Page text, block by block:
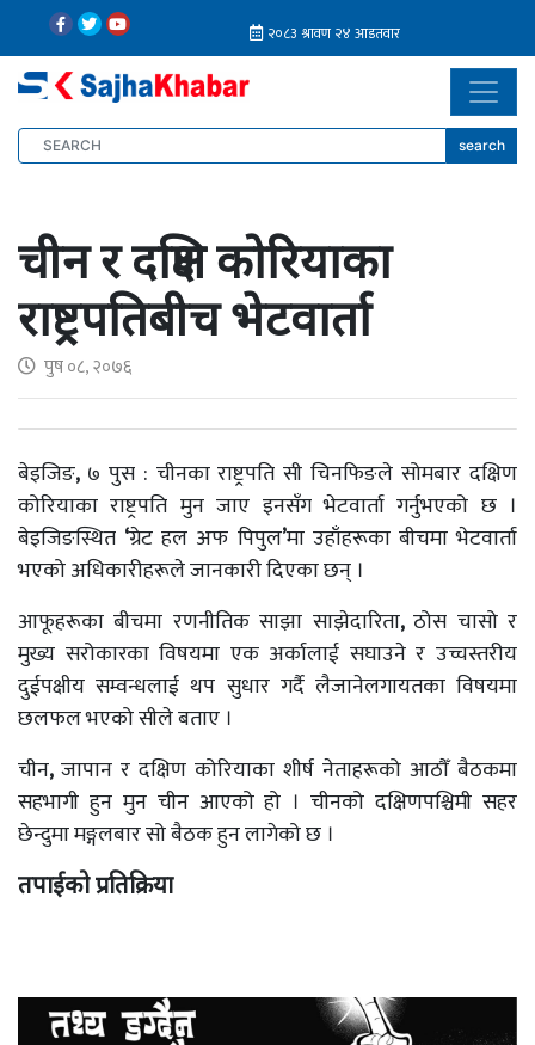
search
चीन र दक्षिण कोरियाका
राष्ट्रपतिबीच भेटवार्ता
पुष ०८, २०७६
बेइजिङ, ७ पुस : चीनका राष्ट्रपति सी चिनफिङले सोमबार दक्षिण
कोरियाका राष्ट्रपति मुन जाए इनसँग भेटवार्ता गर्नुभएको छ ।
बेइजिङस्थित ‘ग्रेट हल अफ पिपुल’मा उहाँहरूका बीचमा भेटवार्ता
भएको अधिकारीहरूले जानकारी दिएका छन् ।
आफूहरूका बीचमा रणनीतिक साझा साझेदारिता,ठोस चासो र
मुख्य सरोकारका विषयमा एक अर्कालाई सघाउने र उच्चस्तरीय
दुईपक्षीय सम्वन्धलाई थप सुधार गर्दै लैजानेलगायतका विषयमा
छलफल भएको सीले बताए ।
चीन, जापान र दक्षिण कोरियाका शीर्ष नेताहरूको आठौँ बैठकमा
सहभागी हुन मुन चीन आएको हो । चीनको दक्षिणपश्चिमी सहर
छेन्दुमा मङ्गलबार सो बैठक हुन लागेको छ ।
तपाईको प्रतिक्रिया